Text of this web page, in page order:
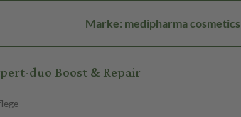
Marke: medipharma cosmetics
duo Boost & Repair